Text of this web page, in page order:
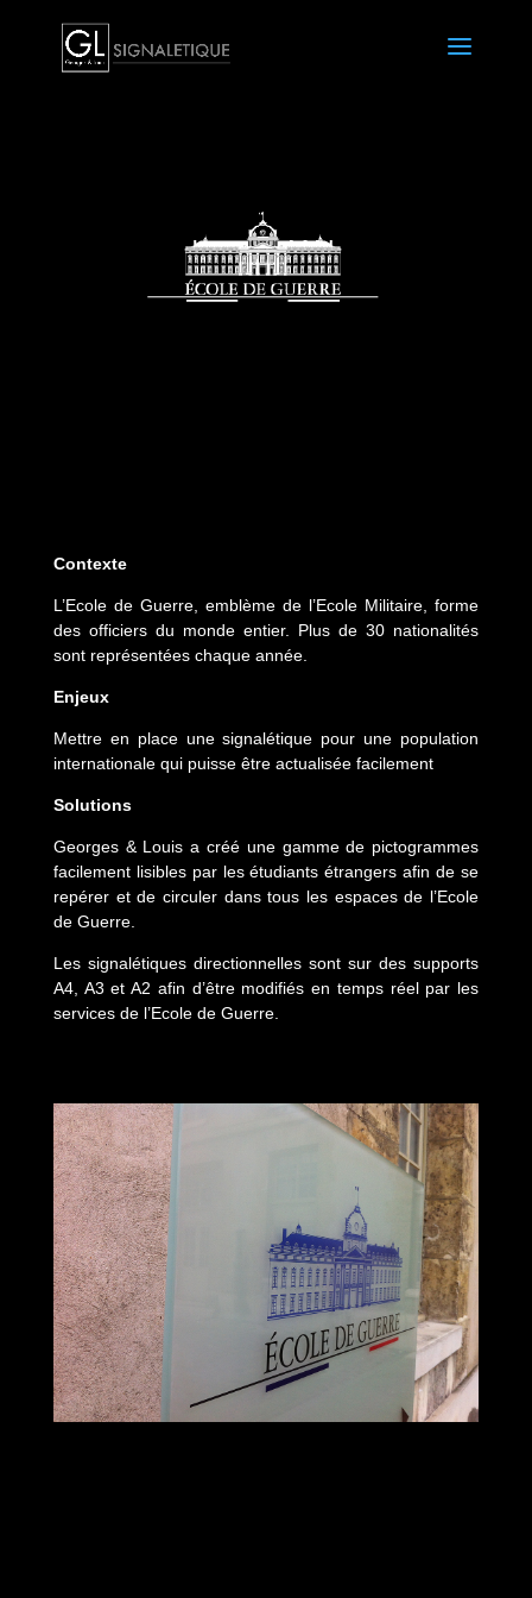
Contexte
L’Ecole de Guerre, emblème de l’Ecole Militaire, forme
des officiers du monde entier. Plus de 30 nationalités
sont représentées chaque année.
Enjeux
Mettre en place une signalétique pour une population
internationale qui puisse être actualisée facilement
Solutions
Georges & Louis a créé une gamme de pictogrammes
facilement lisibles par les étudiants étrangers afin de se
repérer et de circuler dans tous les espaces de l’Ecole
de Guerre.
Les signalétiques directionnelles sont sur des supports
A4, A3 et A2 afin d’être modifiés en temps réel par les
services de l’Ecole de Guerre.